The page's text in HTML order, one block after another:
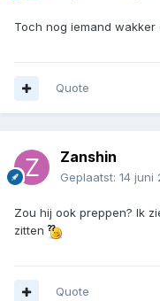
Toch nog iemand wakker
Quote
Zanshin
Geplaatst: 14 juni
Zou hij ook preppen? Ik
zitten
Quote